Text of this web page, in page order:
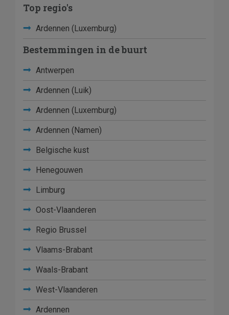
Top regio's
Ardennen (Luxemburg)
Bestemmingen in de buurt
Antwerpen
Ardennen (Luik)
Ardennen (Luxemburg)
Ardennen (Namen)
Belgische kust
Henegouwen
Limburg
Oost-Vlaanderen
Regio Brussel
Vlaams-Brabant
Waals-Brabant
West-Vlaanderen
Ardennen